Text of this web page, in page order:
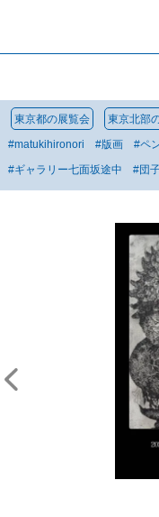
東京都の展覧会 東京北部
#matukihironori #版画 #ペ
#ギャラリー七面坂途中 #団